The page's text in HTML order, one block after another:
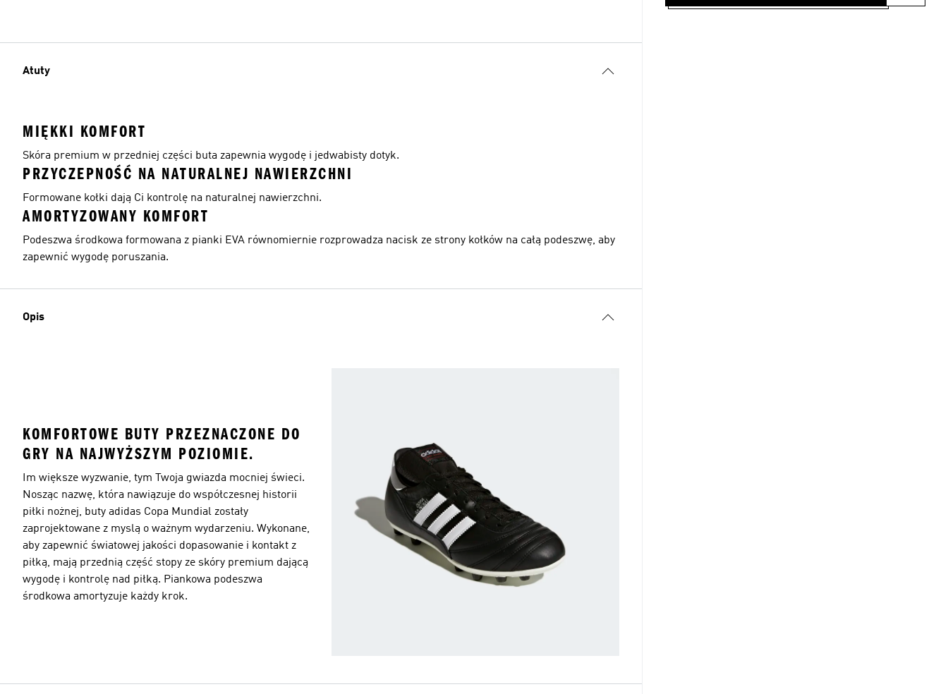
Atuty
MIĘKKI KOMFORT
Skóra premium w przedniej części buta zapewnia wygodę i jedwabisty dotyk.
PRZYCZEPNOŚĆ NA NATURALNEJ NAWIERZCHNI
Formowane kołki dają Ci kontrolę na naturalnej nawierzchni.
AMORTYZOWANY KOMFORT
Podeszwa środkowa formowana z pianki EVA równomiernie rozprowadza nacisk ze strony kołków na całą podeszwę, aby
zapewnić wygodę poruszania.
Opis
KOMFORTOWE BUTY PRZEZNACZONE DO
GRY NA NAJWYŻSZYM POZIOMIE.
Im większe wyzwanie, tym Twoja gwiazda mocniej świeci.
Nosząc nazwę, która nawiązuje do współczesnej historii
piłki nożnej, buty adidas Copa Mundial zostały
zaprojektowane z myslą o ważnym wydarzeniu. Wykonane,
aby zapewnić światowej jakości dopasowanie i kontakt z
piłką, mają przednią część stopy ze skóry premium dającą
wygodę i kontrolę nad piłką. Piankowa podeszwa
środkowa amortyzuje każdy krok.